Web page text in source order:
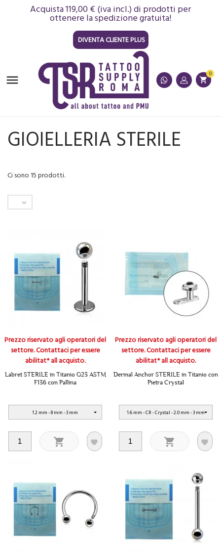
Acquista 119,00 € (iva incl.) di prodotti per
ottenere la spedizione gratuita!
DIVENTA CLIENTE PLUS
 shopping_cart
0
GIOIELLERIA STERILE
Ci sono 15 prodotti.

Prezzo riservato agli operatori del
settore. Contattaci per essere
abilitat* all acquisto.
Labret STERILE in Titanio G23 ASTM
F136 con Pallina
1.2 mm - 8 mm - 3 mm
 
Prezzo riservato agli operatori del
settore. Contattaci per essere
abilitat* all acquisto.
Dermal Anchor STERILE in Titanio con
Pietra Crystal
1.6 mm - CR - Crystal - 2.0 mm - 3 mm
 